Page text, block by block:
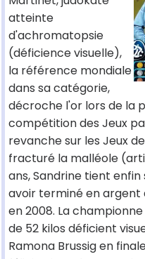
atteinte
d'achromatopsie
(déficience visuelle),
la référence mondiale
dans sa catégorie,
décroche l'or lors de la
compétition des Jeux
revanche sur les Jeux
fracturé la malléole
ans, Sandrine tient
avoir terminé en argent
en 2008. La
de 52 kilos déficient
Ramona Brussig en